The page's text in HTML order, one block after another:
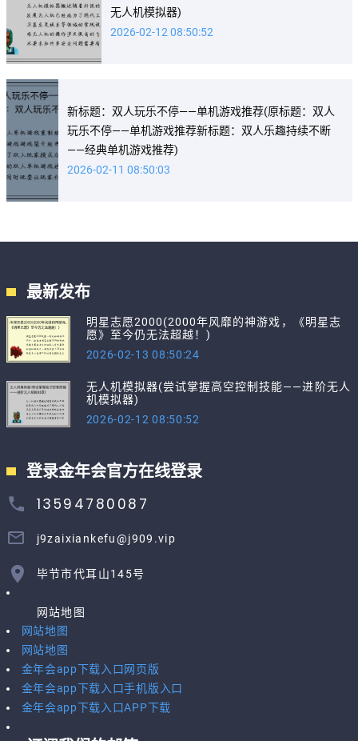
无人机模拟器)
2026-02-12 08:50:52
新标题：双人玩乐不停——单机游戏推荐(原标题：双人
玩乐不停——单机游戏推荐新标题：双人乐趣持续不断
——经典单机游戏推荐)
2026-02-11 08:50:03
最新发布
明星志愿2000(2000年风靡的神游戏，《明星志
愿》至今仍无法超越！)
2026-02-13 08:50:24
无人机模拟器(尝试掌握高空控制技能——进阶无人
机模拟器)
2026-02-12 08:50:52
登录金年会官方在线登录
13594780087
j9zaixiankefu@j909.vip
毕节市代耳山145号
网站地图
网站地图
网站地图
金年会app下载入口网页版
金年会app下载入口手机版入口
金年会app下载入口APP下载